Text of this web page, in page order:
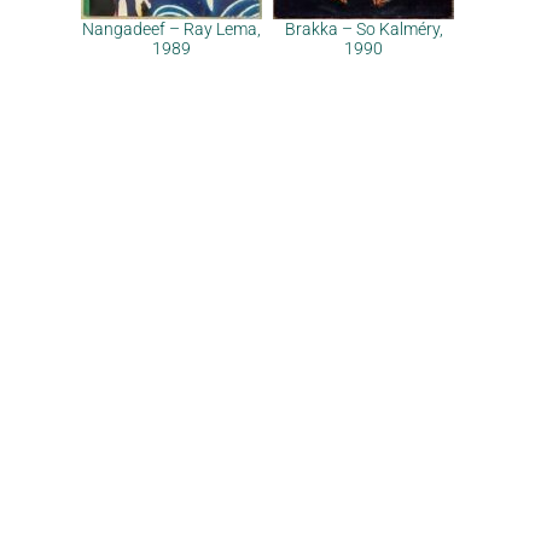
Nangadeef – Ray Lema,
1989
Brakka – So Kalméry,
1990